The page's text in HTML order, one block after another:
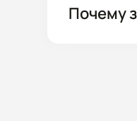
Почему